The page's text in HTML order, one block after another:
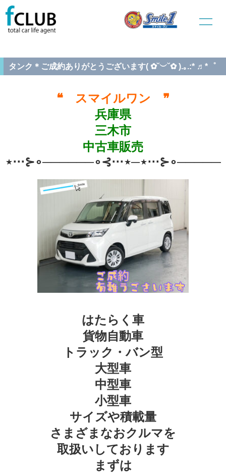
ホーム
タンク＊ご成約ありがとうございます( ✿˘︶˘✿ ).｡.:* ♬*゜
タンク＊ご成約ありがとうございます( ✿˘︶˘✿ ).｡.:* ♬*゜
❝ スマイルワン ❞
兵庫県
三木市
中古車販売
はたらく車
貨物自動車
トラック・バン型
大型車
中型車
小型車
サイズや積載量
さまざまなおクルマを
取扱いしております
まずは